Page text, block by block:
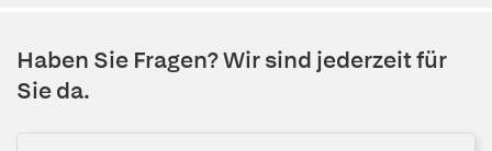
Haben Sie Fragen? Wir sind jederzeit für
Sie da.